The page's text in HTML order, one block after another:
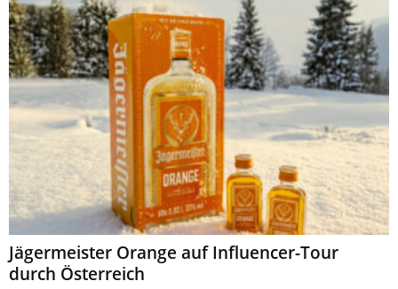
Jägermeister Orange auf Influencer-Tour
durch Österreich